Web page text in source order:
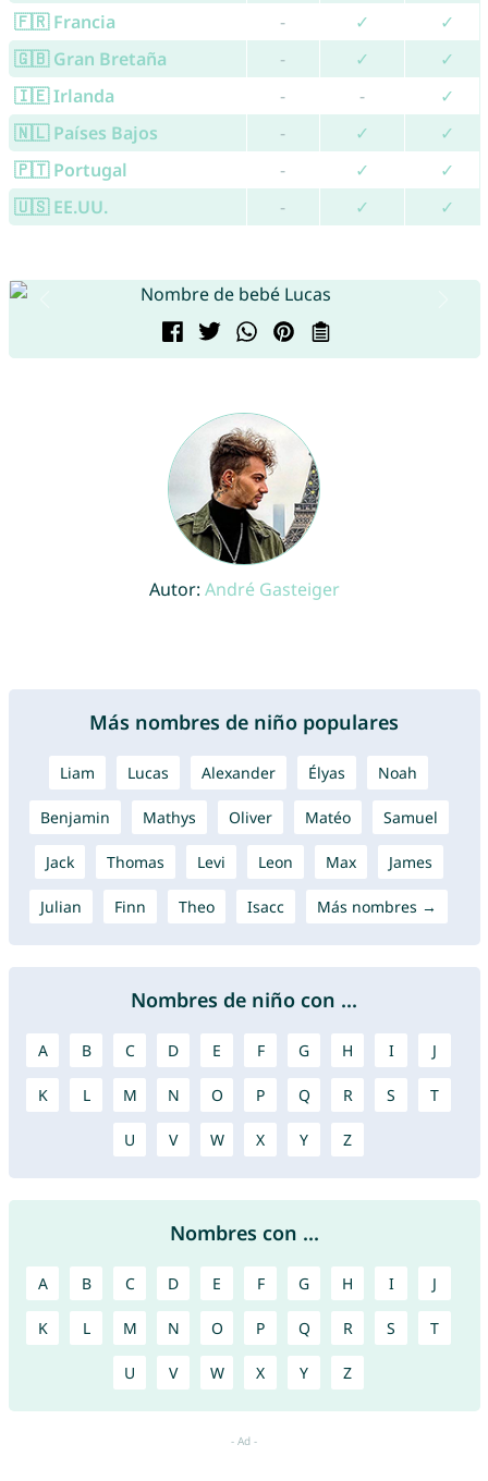
🇫🇷 Francia
- ✓
✓
🇬🇧 Gran Bretaña
- ✓
✓
🇮🇪 Irlanda
- -
✓
🇳🇱 Países Bajos
- ✓
✓
🇵🇹 Portugal
- ✓
✓
🇺🇸 EE.UU.
- ✓ ✓
Autor: André Gasteiger
Más nombres de niño populares
Liam Lucas Alexander Élyas Noah
Benjamin Mathys Oliver Matéo Samuel
Jack Thomas Levi Leon Max James
Julian Finn Theo Isacc Más nombres →
Nombres de niño con ...
A B C D E F G H I J
K L M N O P Q R S T
U V W X Y Z
Nombres con ...
A B C D E F G H I J
K L M N O P Q R S T
U V W X Y Z